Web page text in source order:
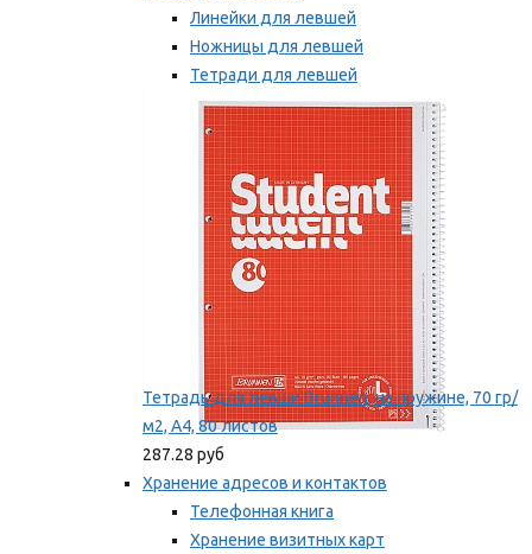
Линейки для левшей
Ножницы для левшей
Тетради для левшей
Точилки для левшей
Мы рекомендуем
Тетрадь для левши Brunnen, на пружине, 70 гр/
м2, А4, 80 листов
287.28 руб
Хранение адресов и контактов
Телефонная книга
Хранение визитных карт